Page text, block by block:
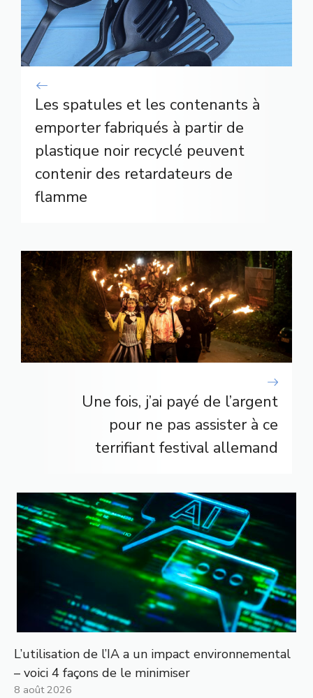
Les spatules et les contenants à
emporter fabriqués à partir de
plastique noir recyclé peuvent
contenir des retardateurs de
flamme
Une fois, j’ai payé de l’argent
pour ne pas assister à ce
terrifiant festival allemand
L’utilisation de l’IA a un impact environnemental
– voici 4 façons de le minimiser
8 août 2026